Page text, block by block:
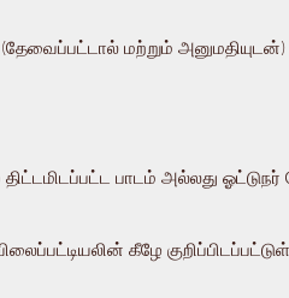
மற்றும்
பாடம் அல்லது
கீழே